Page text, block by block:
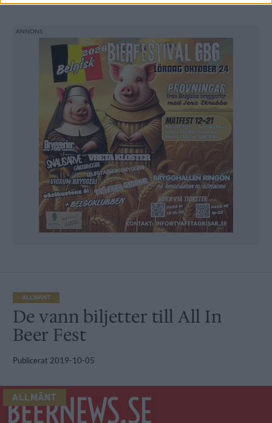
ALLMÄNT
De vann biljetter till All In
Beer Fest
Publicerat 2019-10-05
ALLMÄNT